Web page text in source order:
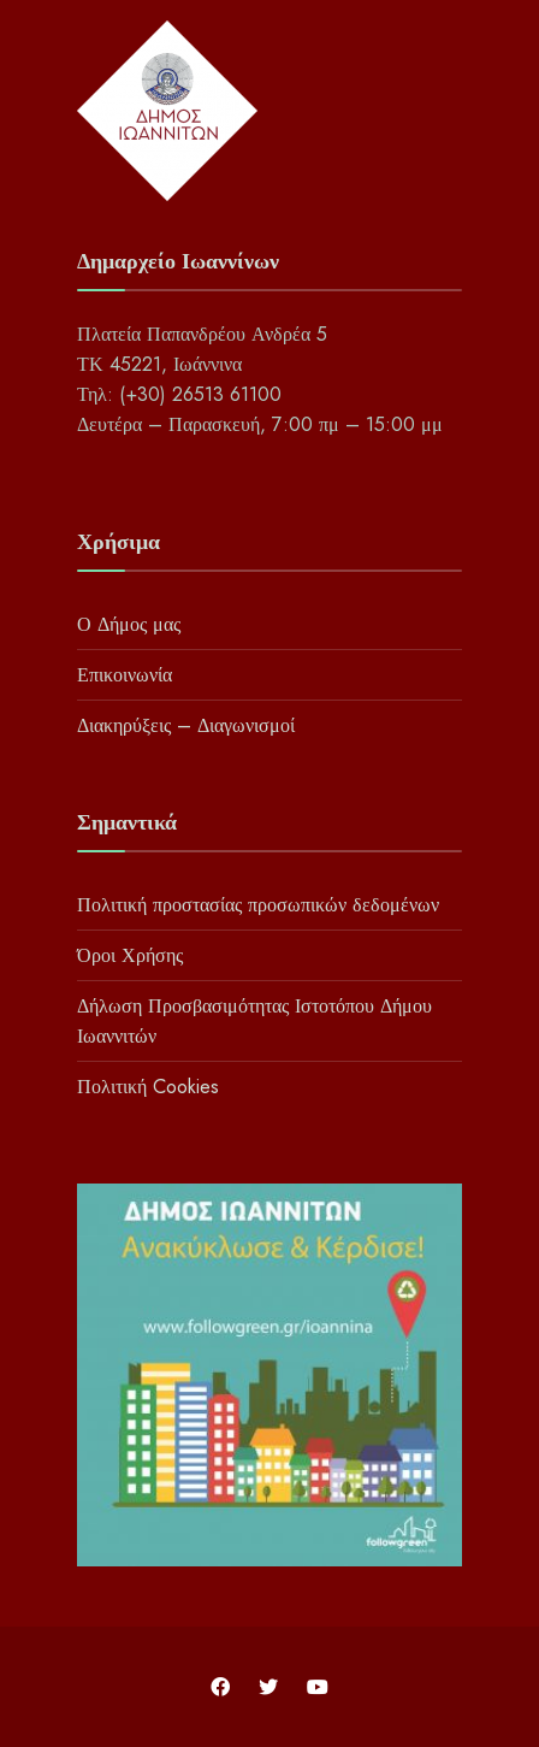
Δημαρχείο Ιωαννίνων
Πλατεία Παπανδρέου Ανδρέα 5
ΤΚ 45221, Ιωάννινα
Τηλ: (+30) 26513 61100
Δευτέρα – Παρασκευή, 7:00 πμ – 15:00 μμ
Χρήσιμα
Ο Δήμος μας
Επικοινωνία
Διακηρύξεις – Διαγωνισμοί
Σημαντικά
Πολιτική προστασίας προσωπικών δεδομένων
Όροι Χρήσης
Δήλωση Προσβασιμότητας Ιστοτόπου Δήμου
Ιωαννιτών
Πολιτική Cookies